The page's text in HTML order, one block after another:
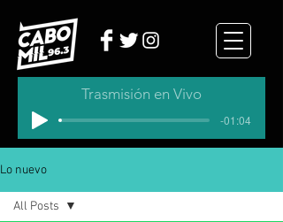
Trasmisión en Vivo
-01:04
Lo nuevo
All Posts